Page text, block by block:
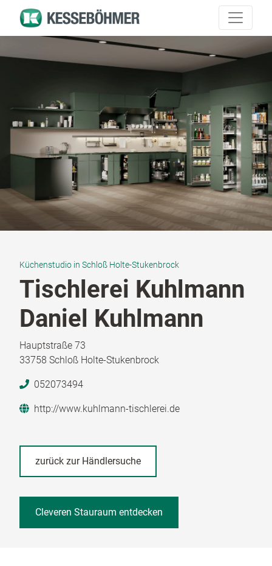
Küchenstudio in Schloß Holte-Stukenbrock
Tischlerei Kuhlmann
Daniel Kuhlmann
Hauptstraße 73
33758 Schloß Holte-Stukenbrock
052073494
http://www.kuhlmann-tischlerei.de
zurück zur Händlersuche
Cleveren Stauraum entdecken